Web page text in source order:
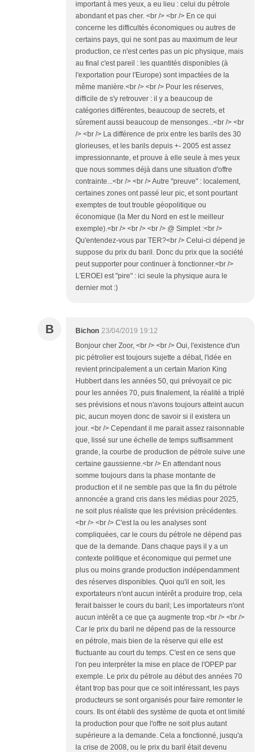
important à mes yeux, a eu lieu : celui du pétrole
abondant et pas cher. <br /> <br /> En ce qui
concerne les difficultés économiques ou autres de
certains pays, qui ne sont pas au maximum de leur
production, ce n'est certes pas un pic physique, mais
au final c'est pareil : les quantités disponibles (à
l'exportation pour l'Europe) sont impactées de la
même manière.<br /> <br /> Pour les réserves,
difficile de s'y retrouver : il y a beaucoup de
catégories différentes, beaucoup de secrets, et
sûrement aussi beaucoup de mensonges...<br /> <br
/> <br /> La différence de prix entre les barils des 30
glorieuses, et les barils depuis +- 2005 est assez
impressionnante, et prouve à elle seule à mes yeux
que nous sommes déjà dans une situation d'offre
contrainte...<br /> <br /> Autre "preuve" : localement,
certaines zones ont passé leur pic, et sont pourtant
exemptes de tout trouble géopolitique ou
économique (la Mer du Nord en est le meilleur
exemple).<br /> <br /> <br /> @ Simplet :<br />
Qu'entendez-vous par TER?<br /> Celui-ci dépend je
suppose du prix du baril. Donc du prix que la société
peut supporter pour continuer à fonctionner.<br />
L'EROEI est "pire" : ici seule la physique aura le
dernier mot :)
B Bichon 23/04/2019 19:12
Bonjour cher Zoor, <br /> <br /> Oui, l'existence d'un
pic pétrolier est toujours sujette a débat, l'idée en
revient principalement a un certain Marion King
Hubbert dans les années 50, qui prévoyait ce pic
pour les années 70, puis finalement, la réalité a triplé
ses prévisions et nous n'avons toujours atteint aucun
pic, aucun moyen donc de savoir si il existera un
jour. <br /> Cependant il me parait assez raisonnable
que, lissé sur une échelle de temps suffisamment
grande, la courbe de production de pétrole suive une
certaine gaussienne.<br /> En attendant nous
somme toujours dans la phase montante de
production et il ne semble pas que la fin du pétrole
annoncée a grand cris dans les médias pour 2025,
ne soit plus réaliste que les prévision précédentes.
<br /> <br /> C'est la ou les analyses sont
compliquées, car le cours du pétrole ne dépend pas
que de la demande. Dans chaque pays il y a un
contexte politique et économique qui permet une
plus ou moins grande production indépendamment
des réserves disponibles. Quoi qu'il en soit, les
exportateurs n'ont aucun intérêt a produire trop, cela
ferait baisser le cours du baril; Les importateurs n'ont
aucun intérêt a ce que ça augmente trop.<br /> <br />
Car le prix du baril ne dépend pas de la ressource
en pétrole, mais bien de la réserve qui elle est
fluctuante au court du temps. C'est en ce sens que
l'on peu interpréter la mise en place de l'OPEP par
exemple. Le prix du pétrole au début des années 70
étant trop bas pour que ce soit intéressant, les pays
producteurs se sont organisés pour faire remonter le
cours. Ils ont établi des système de quota et ont limité
la production pour que l'offre ne soit plus autant
supérieure a la demande. Cela a fonctionné, jusqu'a
la crise de 2008, ou le prix du baril était devenu